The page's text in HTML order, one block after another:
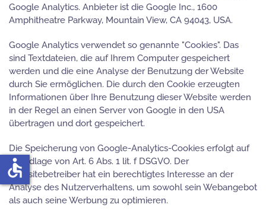
Google Analytics. Anbieter ist die Google Inc., 1600
Amphitheatre Parkway, Mountain View, CA 94043, USA.
Google Analytics verwendet so genannte "Cookies". Das
sind Textdateien, die auf Ihrem Computer gespeichert
werden und die eine Analyse der Benutzung der Website
durch Sie ermöglichen. Die durch den Cookie erzeugten
Informationen über Ihre Benutzung dieser Website werden
in der Regel an einen Server von Google in den USA
übertragen und dort gespeichert.
Die Speicherung von Google-Analytics-Cookies erfolgt auf
Grundlage von Art. 6 Abs. 1 lit. f DSGVO. Der
Websitebetreiber hat ein berechtigtes Interesse an der
Analyse des Nutzerverhaltens, um sowohl sein Webangebot
als auch seine Werbung zu optimieren.
accessible